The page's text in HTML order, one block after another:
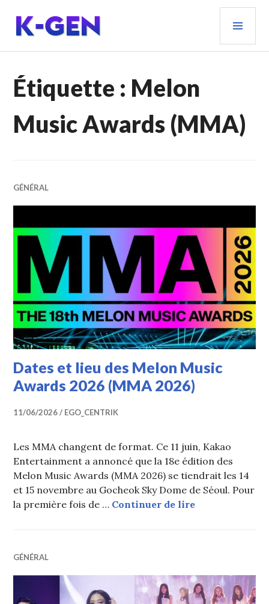
contenu
principal
K-GEN
Étiquette : Melon
Music Awards (MMA)
GÉNÉRAL
Dates et lieu des Melon Music
Awards 2026 (MMA 2026)
11/06/2026 EGO_CENTRIK
Les MMA changent de format. Ce 11 juin, Kakao
Entertainment a annoncé que la 18e édition des
Melon Music Awards (MMA 2026) se tiendrait les 14
et 15 novembre au Gocheok Sky Dome de Séoul. Pour
la première fois de … Continuer de lireDates et lieu
GÉNÉRAL